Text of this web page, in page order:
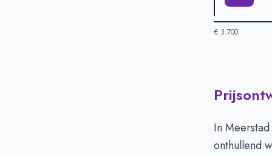
€ 3.700
Vraagprijs in
Verkoopprijs
In
onthullend